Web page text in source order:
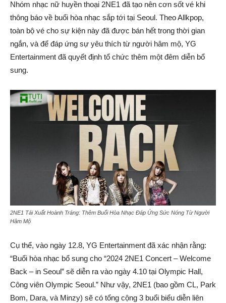
Nhóm nhạc nữ huyền thoại 2NE1 đã tạo nên cơn sốt vé khi
thông báo về buổi hòa nhạc sắp tới tại Seoul. Theo Allkpop,
toàn bộ vé cho sự kiện này đã được bán hết trong thời gian
ngắn, và để đáp ứng sự yêu thích từ người hâm mộ, YG
Entertainment đã quyết định tổ chức thêm một đêm diễn bổ
sung.
2NE1 Tái Xuất Hoành Tráng: Thêm Buổi Hòa Nhạc Đáp Ứng Sức Nóng Từ Người
Hâm Mộ
Cụ thể, vào ngày 12.8, YG Entertainment đã xác nhận rằng:
“Buổi hòa nhạc bổ sung cho “2024 2NE1 Concert – Welcome
Back – in Seoul” sẽ diễn ra vào ngày 4.10 tại Olympic Hall,
Công viên Olympic Seoul.” Như vậy, 2NE1 (bao gồm CL, Park
Bom, Dara, và Minzy) sẽ có tổng cộng 3 buổi biểu diễn liên